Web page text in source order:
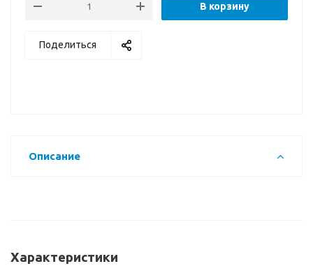
В корзину
Поделиться
Описание
Характеристики